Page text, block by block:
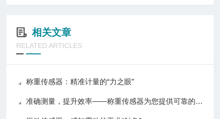
相关文章
RELATED ARTICLES
称重传感器：精准计量的“力之眼”
准确测量，提升效率——称重传感器为您提供可靠的数据支持